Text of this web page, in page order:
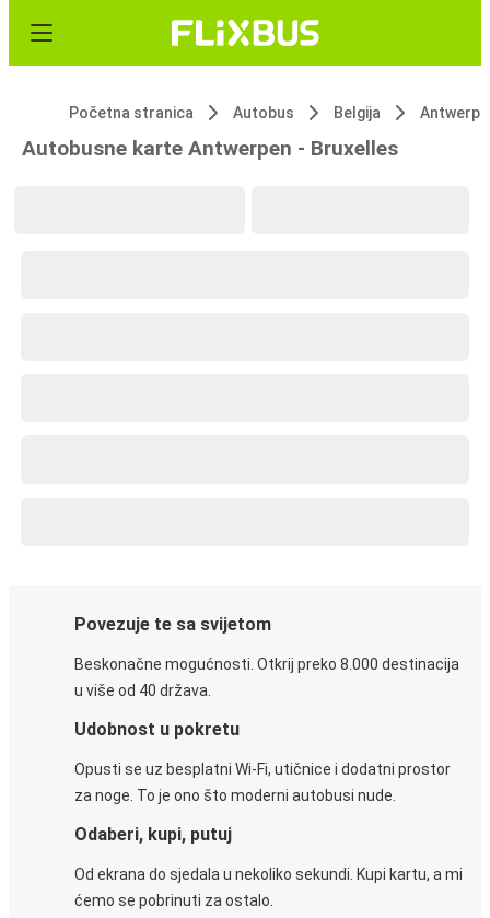
Početna stranica Autobus Belgija
Autobusne karte Antwerpen - Bruxelles
Povezuje te sa svijetom
Beskonačne mogućnosti. Otkrij preko 8.000 destinacija
u više od 40 država.
Udobnost u pokretu
Opusti se uz besplatni Wi-Fi, utičnice i dodatni prostor
za noge. To je ono što moderni autobusi nude.
Odaberi, kupi, putuj
Od ekrana do sjedala u nekoliko sekundi. Kupi kartu, a mi
ćemo se pobrinuti za ostalo.